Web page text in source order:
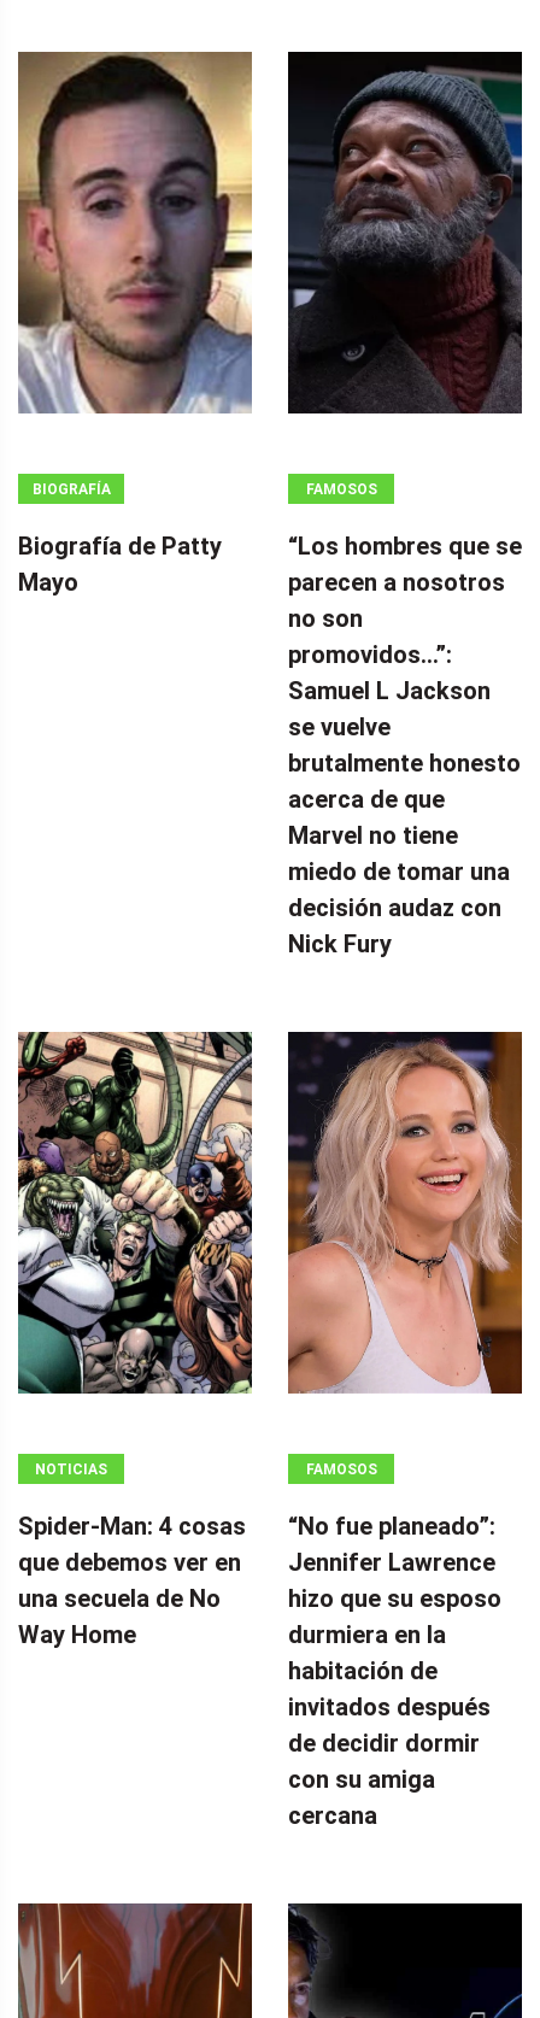
BIOGRAFÍA
Biografía de Patty
Mayo
FAMOSOS
“Los hombres que se
parecen a nosotros
no son
promovidos…”:
Samuel L Jackson
se vuelve
brutalmente honesto
acerca de que
Marvel no tiene
miedo de tomar una
decisión audaz con
Nick Fury
NOTICIAS
Spider-Man: 4 cosas
que debemos ver en
una secuela de No
Way Home
FAMOSOS
“No fue planeado”: ​​
Jennifer Lawrence
hizo que su esposo
durmiera en la
habitación de
invitados después
de decidir dormir
con su amiga
cercana